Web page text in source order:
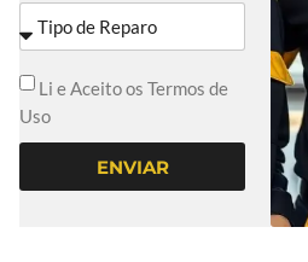
Li e Aceito os Termos de
Uso
ENVIAR